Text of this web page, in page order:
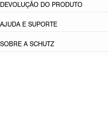
DEVOLUÇÃO DO PRODUTO
AJUDA E SUPORTE
SOBRE A SCHUTZ